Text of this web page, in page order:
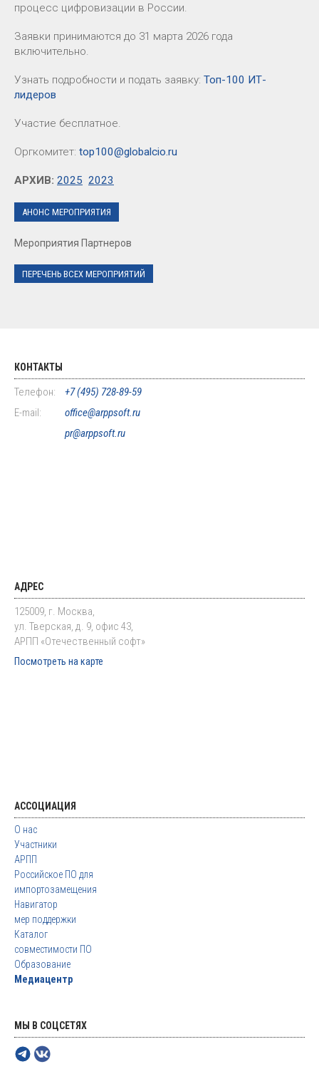
процесс цифровизации в России.
Заявки принимаются до 31 марта 2026 года
включительно.
Узнать подробности и подать заявку: Топ-100 ИТ-
лидеров
Участие бесплатное.
Оргкомитет: top100@globalcio.ru
АРХИВ: 2025 2023
АНОНС МЕРОПРИЯТИЯ
Мероприятия Партнеров
ПЕРЕЧЕНЬ ВСЕХ МЕРОПРИЯТИЙ
КОНТАКТЫ
Телефон:
+7 (495) 728-89-59
E-mail:
office@arppsoft.ru
pr@arppsoft.ru
АДРЕС
125009, г. Москва,
ул. Тверская, д. 9, офис 43,
АРПП «Отечественный софт»
Посмотреть на карте
АССОЦИАЦИЯ
О нас
Участники
АРПП
Российское ПО для
импортозамещения
Навигатор
мер поддержки
Каталог
совместимости ПО
Образование
Медиацентр
МЫ В СОЦСЕТЯХ